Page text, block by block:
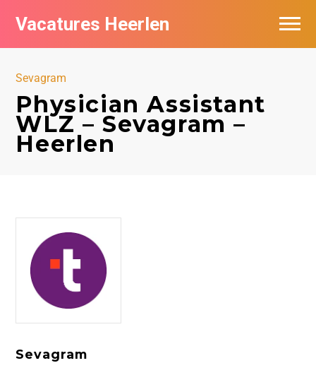
Vacatures Heerlen
Sevagram
Physician Assistant
WLZ – Sevagram –
Heerlen
Sevagram
Vacatures per bedrijf in Heerlen
De populairste vacatures in Heerlen